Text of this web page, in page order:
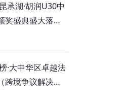
承湖·胡润U30中
奖盛典盛大落
·大中华区卓越法
跨境争议解决、